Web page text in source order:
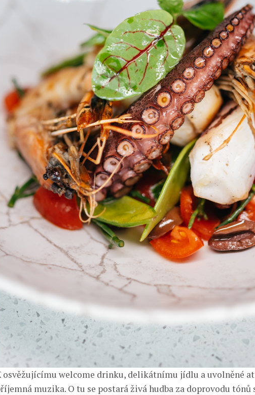
osvěžujícímu welcome drinku, delikátnímu jídlu a uvolněné
muzika. O tu se postará živá hudba za doprovodu tónů